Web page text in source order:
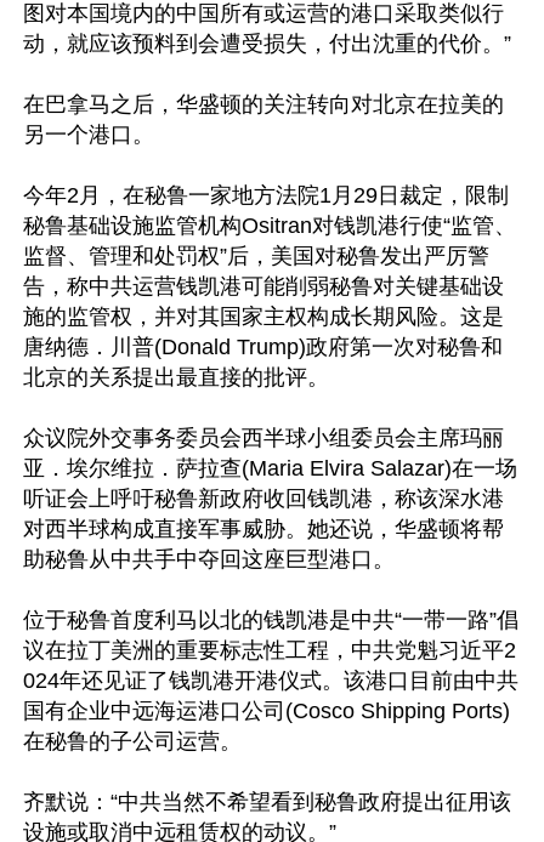
图对本国境内的中国所有或运营的港口采取类似行
动，就应该预料到会遭受损失，付出沈重的代价。”
在巴拿马之后，华盛顿的关注转向对北京在拉美的
另一个港口。
今年2月，在秘鲁一家地方法院1月29日裁定，限制
秘鲁基础设施监管机构Ositran对钱凯港行使“监管、
监督、管理和处罚权”后，美国对秘鲁发出严厉警
告，称中共运营钱凯港可能削弱秘鲁对关键基础设
施的监管权，并对其国家主权构成长期风险。这是
唐纳德．川普(Donald Trump)政府第一次对秘鲁和
北京的关系提出最直接的批评。
众议院外交事务委员会西半球小组委员会主席玛丽
亚．埃尔维拉．萨拉查(Maria Elvira Salazar)在一场
听证会上呼吁秘鲁新政府收回钱凯港，称该深水港
对西半球构成直接军事威胁。她还说，华盛顿将帮
助秘鲁从中共手中夺回这座巨型港口。
位于秘鲁首度利马以北的钱凯港是中共“一带一路”倡
议在拉丁美洲的重要标志性工程，中共党魁习近平2
024年还见证了钱凯港开港仪式。该港口目前由中共
国有企业中远海运港口公司(Cosco Shipping Ports)
在秘鲁的子公司运营。
齐默说：“中共当然不希望看到秘鲁政府提出征用该
设施或取消中远租赁权的动议。”